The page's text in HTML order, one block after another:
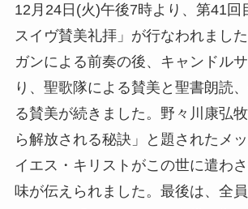
12月24日(火)午後7時より、第41回
スイヴ賛美礼拝」が行なわれまし
ガンによる前奏の後、キャンドル
り、聖歌隊による賛美と聖書朗読
る賛美が続きました。野々川康弘
ら解放される秘訣」と題されたメッ
イエス・キリストがこの世に遣わ
味が伝えられました。最後は、全